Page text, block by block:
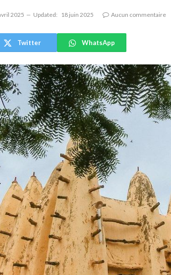
2025 Updated: 18 juin 2025 Aucun commentaire
Twitter WhatsApp